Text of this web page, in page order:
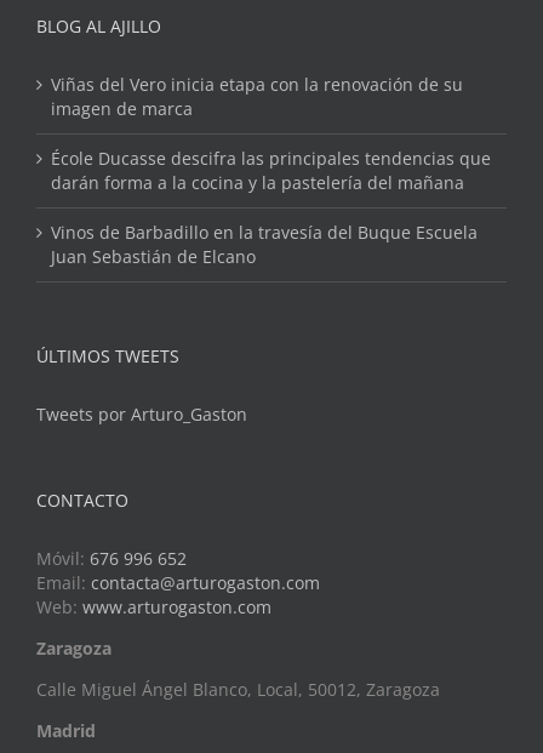
BLOG AL AJILLO
Viñas del Vero inicia etapa con la renovación de su
imagen de marca
École Ducasse descifra las principales tendencias que
darán forma a la cocina y la pastelería del mañana
Vinos de Barbadillo en la travesía del Buque Escuela
Juan Sebastián de Elcano
ÚLTIMOS TWEETS
Tweets por Arturo_Gaston
CONTACTO
Móvil: 676 996 652
Email: contacta@arturogaston.com
Web: www.arturogaston.com
Zaragoza
Calle Miguel Ángel Blanco, Local, 50012, Zaragoza
Madrid